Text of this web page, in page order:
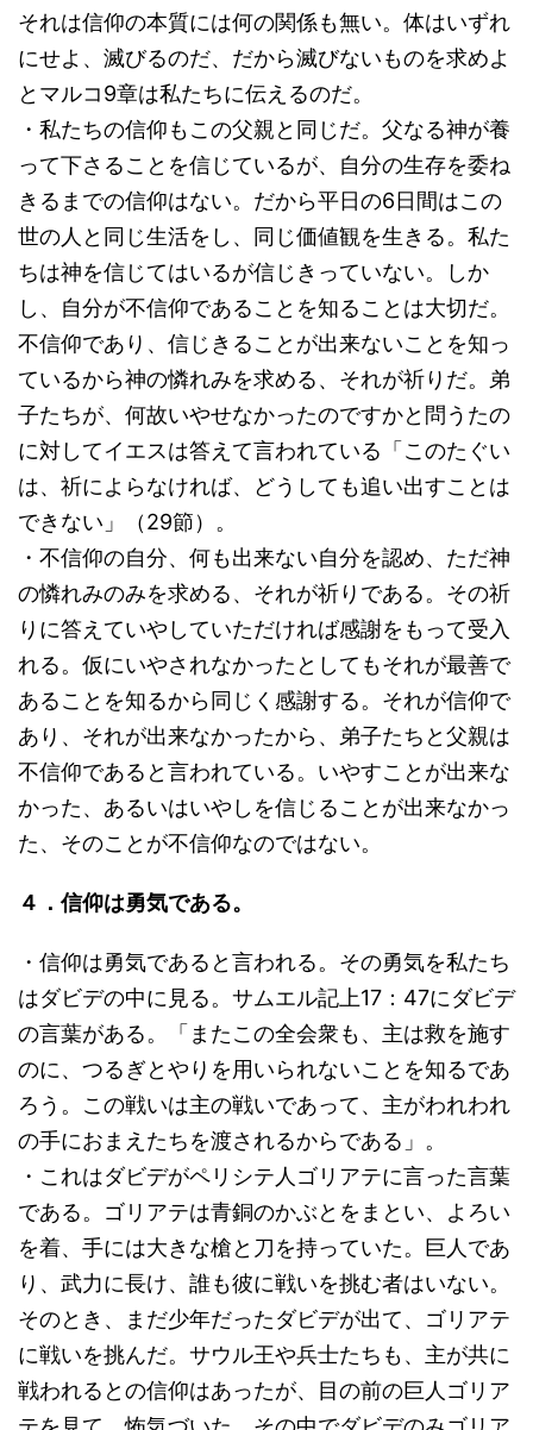
それは信仰の本質には何の関係も無い。体はいずれ
にせよ、滅びるのだ、だから滅びないものを求めよ
とマルコ9章は私たちに伝えるのだ。
・私たちの信仰もこの父親と同じだ。父なる神が養
って下さることを信じているが、自分の生存を委ね
きるまでの信仰はない。だから平日の6日間はこの
世の人と同じ生活をし、同じ価値観を生きる。私た
ちは神を信じてはいるが信じきっていない。しか
し、自分が不信仰であることを知ることは大切だ。
不信仰であり、信じきることが出来ないことを知っ
ているから神の憐れみを求める、それが祈りだ。弟
子たちが、何故いやせなかったのですかと問うたの
に対してイエスは答えて言われている「このたぐい
は、祈によらなければ、どうしても追い出すことは
できない」（29節）。
・不信仰の自分、何も出来ない自分を認め、ただ神
の憐れみのみを求める、それが祈りである。その祈
りに答えていやしていただければ感謝をもって受入
れる。仮にいやされなかったとしてもそれが最善で
あることを知るから同じく感謝する。それが信仰で
あり、それが出来なかったから、弟子たちと父親は
不信仰であると言われている。いやすことが出来な
かった、あるいはいやしを信じることが出来なかっ
た、そのことが不信仰なのではない。
４．信仰は勇気である。
・信仰は勇気であると言われる。その勇気を私たち
はダビデの中に見る。サムエル記上17：47にダビデ
の言葉がある。「またこの全会衆も、主は救を施す
のに、つるぎとやりを用いられないことを知るであ
ろう。この戦いは主の戦いであって、主がわれわれ
の手におまえたちを渡されるからである」。
・これはダビデがペリシテ人ゴリアテに言った言葉
である。ゴリアテは青銅のかぶとをまとい、よろい
を着、手には大きな槍と刀を持っていた。巨人であ
り、武力に長け、誰も彼に戦いを挑む者はいない。
そのとき、まだ少年だったダビデが出て、ゴリアテ
に戦いを挑んだ。サウル王や兵士たちも、主が共に
戦われるとの信仰はあったが、目の前の巨人ゴリア